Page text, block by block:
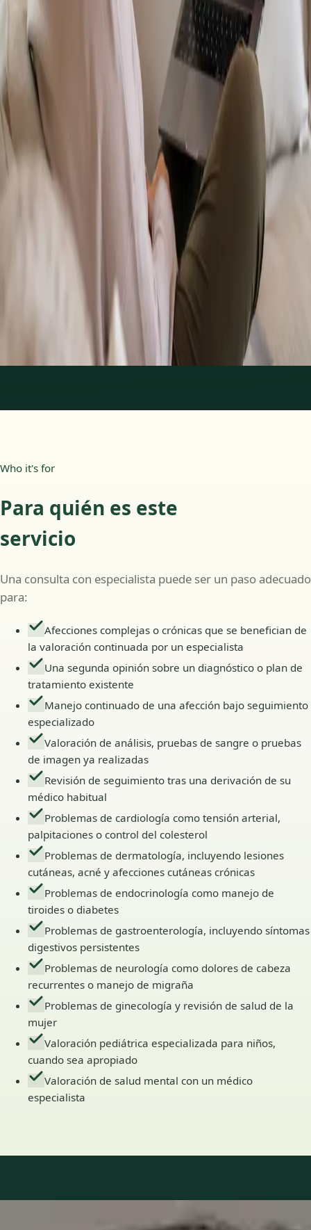
From
Duration
15 min
Más información Dermatología Especialista
Reservar cita
Specialist
Psicología Clínica
Psicología Clínica Reservar cita
Who it's for
Para quién es este
servicio
Una consulta con especialista puede ser un paso adecuado
para:
Afecciones complejas o crónicas que se benefician de
la valoración continuada por un especialista
Una segunda opinión sobre un diagnóstico o plan de
tratamiento existente
Manejo continuado de una afección bajo seguimiento
especializado
Valoración de análisis, pruebas de sangre o pruebas
de imagen ya realizadas
Revisión de seguimiento tras una derivación de su
médico habitual
Problemas de cardiología como tensión arterial,
palpitaciones o control del colesterol
Problemas de dermatología, incluyendo lesiones
cutáneas, acné y afecciones cutáneas crónicas
Problemas de endocrinología como manejo de
tiroides o diabetes
Problemas de gastroenterología, incluyendo síntomas
digestivos persistentes
Problemas de neurología como dolores de cabeza
recurrentes o manejo de migraña
Problemas de ginecología y revisión de salud de la
mujer
Valoración pediátrica especializada para niños,
cuando sea apropiado
Valoración de salud mental con un médico
especialista